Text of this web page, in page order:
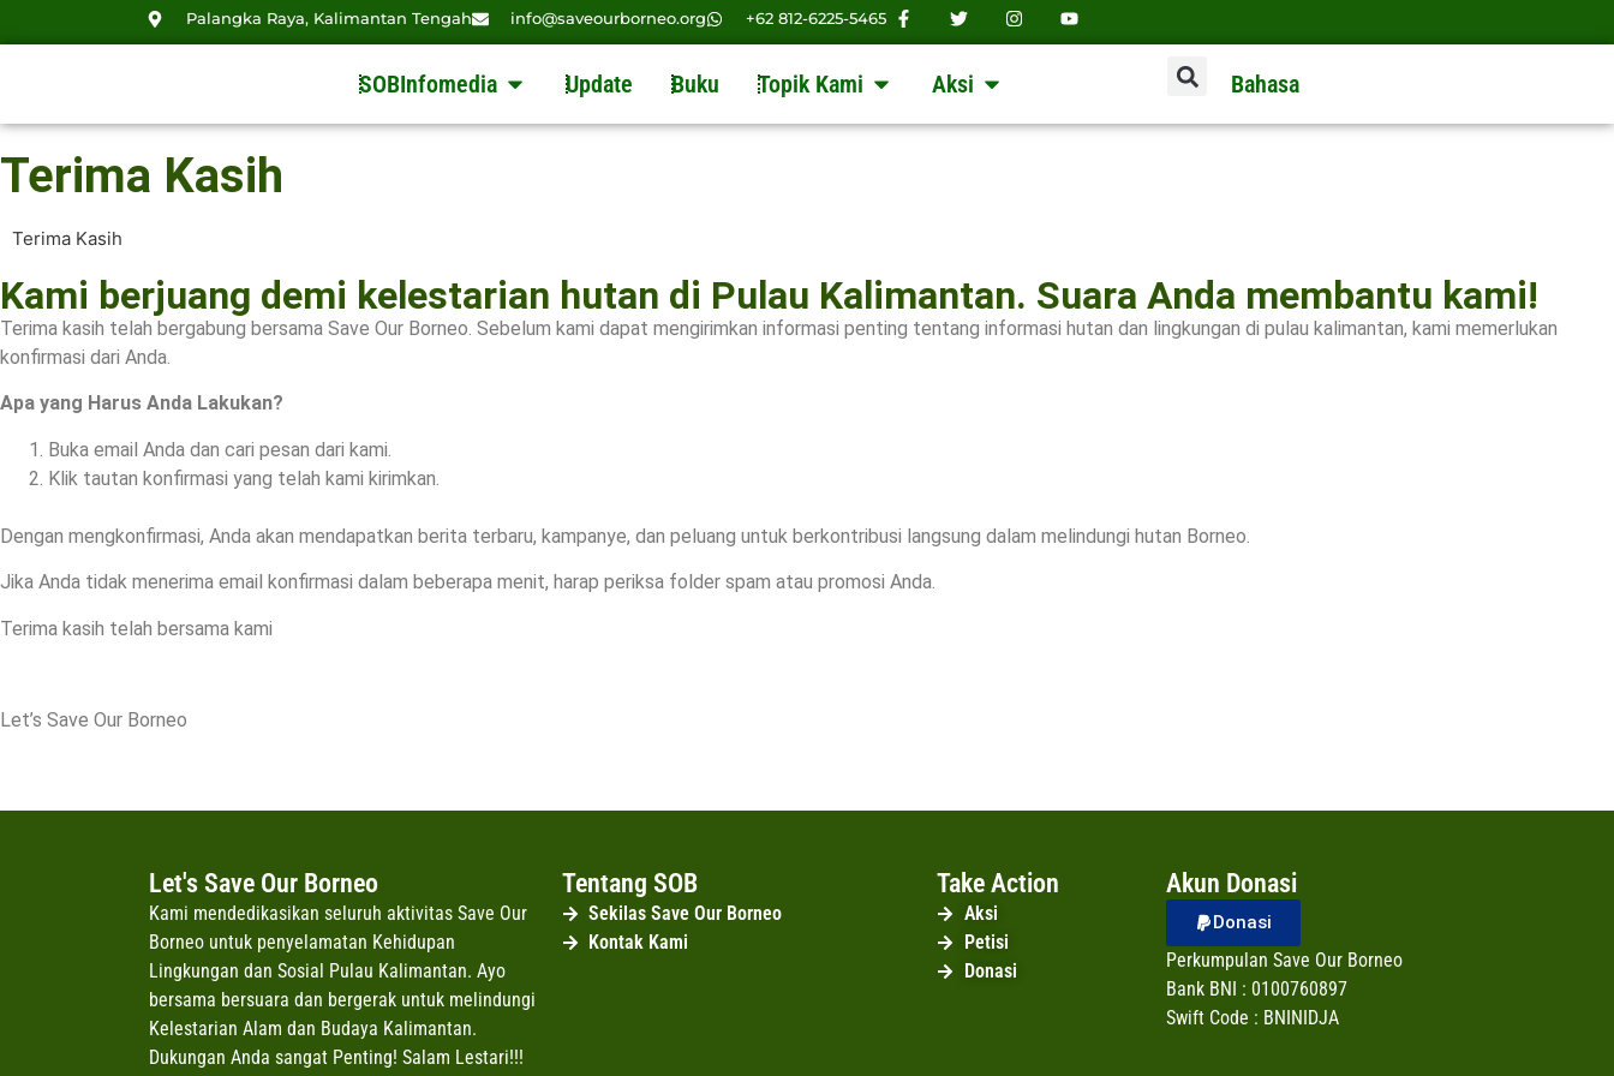
Palangka Raya, Kalimantan Tengah info@saveourborneo.org +62 812-6225-5465
SOBInfomedia Update Buku Topik Kami Aksi Bahasa
Terima Kasih
Terima Kasih
Kami berjuang demi kelestarian hutan di Pulau Kalimantan. Suara Anda membantu kami!
Terima kasih telah bergabung bersama Save Our Borneo. Sebelum kami dapat mengirimkan informasi penting tentang informasi hutan dan lingkungan di pulau kalimantan, kami memerlukan
konfirmasi dari Anda.
Apa yang Harus Anda Lakukan?
Buka email Anda dan cari pesan dari kami.
Klik tautan konfirmasi yang telah kami kirimkan.
Dengan mengkonfirmasi, Anda akan mendapatkan berita terbaru, kampanye, dan peluang untuk berkontribusi langsung dalam melindungi hutan Borneo.
Jika Anda tidak menerima email konfirmasi dalam beberapa menit, harap periksa folder spam atau promosi Anda.
Terima kasih telah bersama kami
Let’s Save Our Borneo
Let's Save Our Borneo
Kami mendedikasikan seluruh aktivitas Save Our
Borneo untuk penyelamatan Kehidupan
Lingkungan dan Sosial Pulau Kalimantan. Ayo
bersama bersuara dan bergerak untuk melindungi
Kelestarian Alam dan Budaya Kalimantan.
Dukungan Anda sangat Penting! Salam Lestari!!!
Tentang SOB
Sekilas Save Our Borneo
Kontak Kami
Take Action
Aksi
Petisi
Donasi
Akun Donasi
Donasi
Perkumpulan Save Our Borneo
Bank BNI : 0100760897
Swift Code : BNINIDJA